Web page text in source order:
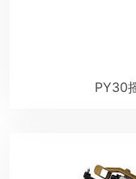
PY30